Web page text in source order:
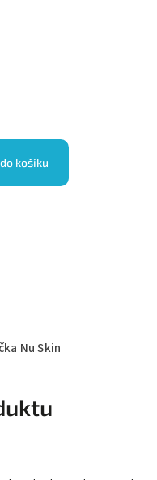
košíku
Nu Skin